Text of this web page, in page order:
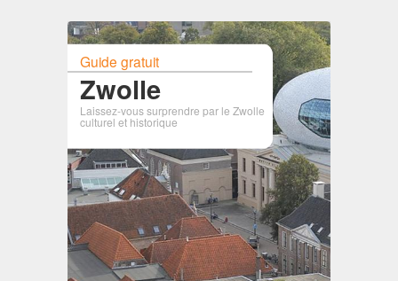
Guide gratuit
Zwolle
Laissez-vous surprendre par le Zwolle
culturel et historique